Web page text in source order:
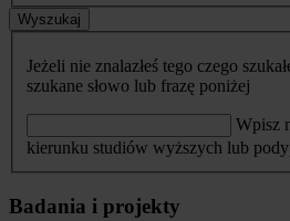
Wyszukaj
Jeżeli nie znalazłeś tego czego
szukane słowo lub frazę poniżej
Wpisz
kierunku studiów wyższych lub
Badania i projekty